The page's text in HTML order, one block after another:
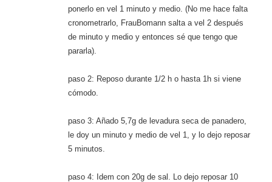
ponerlo en vel 1 minuto y medio. (No me hace falta
cronometrarlo, FrauBomann salta a vel 2 después
de minuto y medio y entonces sé que tengo que
pararla).
paso 2: Reposo durante 1/2 h o hasta 1h si viene
cómodo.
paso 3: Añado 5,7g de levadura seca de panadero,
le doy un minuto y medio de vel 1, y lo dejo reposar
5 minutos.
paso 4: Idem con 20g de sal. Lo dejo reposar 10